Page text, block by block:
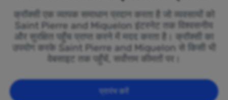
क्रॉक्सी एक व्यापक समाधान प्रदान करता है जो व्यवसायों को
Saint Pierre and Miquelon इंटरनेट तक विश्वसनीय
और सुरक्षित पहुँच प्राप्त करने में मदद करता है। क्रॉक्सी का
उपयोग करके Saint Pierre and Miquelon से किसी भी
वेबसाइट तक पहुँचें, सर्वोत्तम कीमतों पर।
प्रारंभ करें